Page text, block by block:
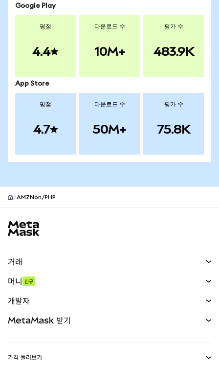
Google Play
평점
4.4
다운로드 수
10M+
평가 수
483.9K
App Store
평점
4.7
다운로드 수
50M+
평가 수
75.8K
AMZNon/PHP
거래
무기한 선물
실물자산
머니 신규
개발자
MetaMask 받기
가격 둘러보기